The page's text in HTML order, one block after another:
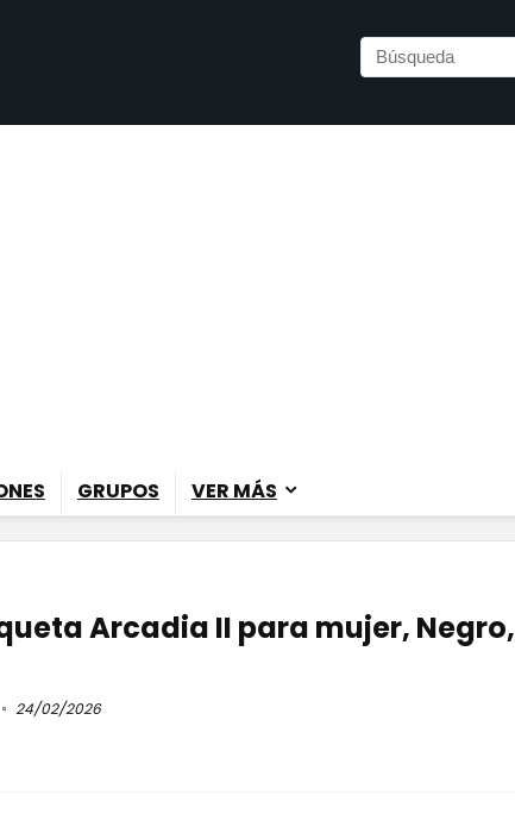
GRUPOS VER MÁS
Arcadia II para mujer, Negro,
24/02/2026